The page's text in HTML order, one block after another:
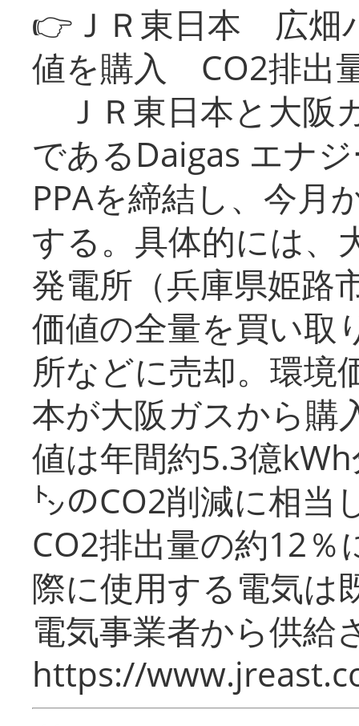
👉ＪＲ東日本 広畑
値を購入 CO2排出
ＪＲ東日本と大阪
であるDaigas エナ
PPAを締結し、今月
する。具体的には、
発電所（兵庫県姫路
価値の全量を買い取
所などに売却。環境
本が大阪ガスから購
値は年間約5.3億
㌧のCO2削減に相当
CO2排出量の約12％
際に使用する電気は
電気事業者から供給
https://